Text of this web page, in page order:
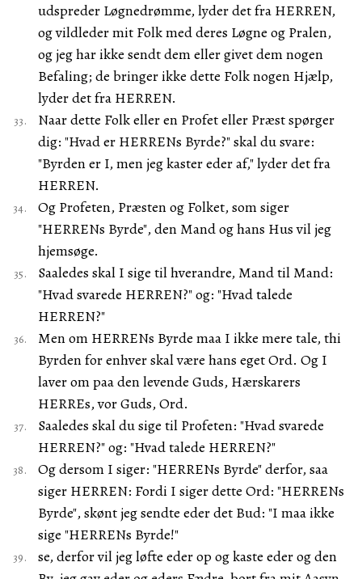
udspreder Løgnedrømme, lyder det fra HERREN,
og vildleder mit Folk med deres Løgne og Pralen,
og jeg har ikke sendt dem eller givet dem nogen
Befaling; de bringer ikke dette Folk nogen Hjælp,
lyder det fra HERREN.
Naar dette Folk eller en Profet eller Præst spørger
dig: "Hvad er HERRENs Byrde?" skal du svare:
"Byrden er I, men jeg kaster eder af," lyder det fra
HERREN.
Og Profeten, Præsten og Folket, som siger
"HERRENs Byrde", den Mand og hans Hus vil jeg
hjemsøge.
Saaledes skal I sige til hverandre, Mand til Mand:
"Hvad svarede HERREN?" og: "Hvad talede
HERREN?"
Men om HERRENs Byrde maa I ikke mere tale, thi
Byrden for enhver skal være hans eget Ord. Og I
laver om paa den levende Guds, Hærskarers
HERREs, vor Guds, Ord.
Saaledes skal du sige til Profeten: "Hvad svarede
HERREN?" og: "Hvad talede HERREN?"
Og dersom I siger: "HERRENs Byrde" derfor, saa
siger HERREN: Fordi I siger dette Ord: "HERRENs
Byrde", skønt jeg sendte eder det Bud: "I maa ikke
sige "HERRENs Byrde!"
se, derfor vil jeg løfte eder op og kaste eder og den